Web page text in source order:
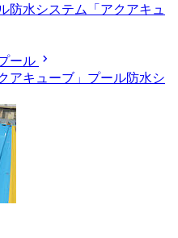
防水システム「アクアキュ
ール chevron_right
アキューブ」プール防水シ